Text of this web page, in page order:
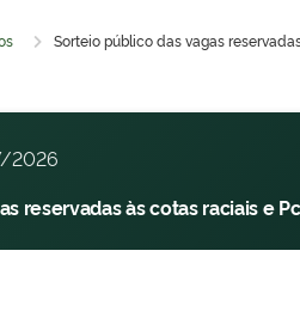
Sorteio público das vagas
2026
reservadas às cotas raciais e